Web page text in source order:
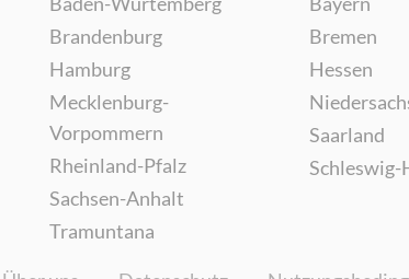
Brandenburg
Hamburg
Mecklenburg-
Vorpommern
Rheinland-Pfalz
Sachsen-Anhalt
Tramuntana
Bremen
Hessen
Saarland